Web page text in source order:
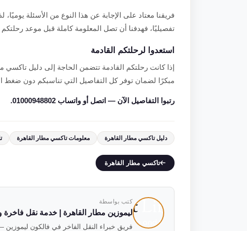
فريقنا معتاد على الإجابة عن هذا النوع من الأسئلة
تفصيليًا، فهدفنا أن تصل المعلومة كاملة قبل موعد رحلتكم
استعدوا لرحلتكم القادمة
إذا كانت رحلتكم القادمة تتضمن الحاجة إلى دليل تاكسي
مبكرًا لضمان توفر كل التفاصيل التي تناسبكم دون ضغط
رتبوا التفاصيل الآن — اتصل أو واتساب 01000948802.
دليل تاكسي مطار القاهرة معلومات تاكسي مطار القاهرة
تاكسي مطار القاهرة
كتب بواسطة
ليموزين مطار القاهرة | خدمة نقل فاخرة